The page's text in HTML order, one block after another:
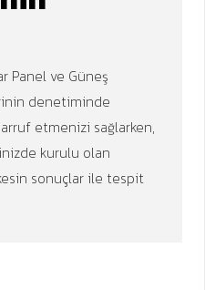
Panel ve Güneş
denetiminde
etmenizi sağlarken,
kurulu olan
sonuçlar ile tespit